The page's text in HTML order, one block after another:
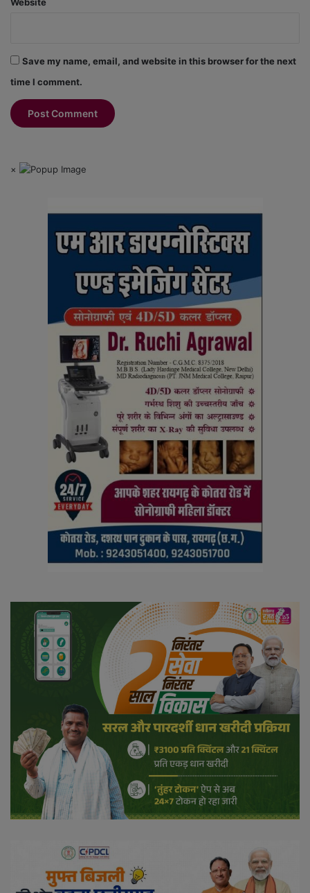
Save my name, email, and website in this browser for the next
time I comment.
×